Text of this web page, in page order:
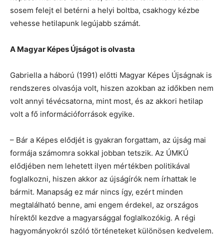
sosem felejt el betérni a helyi boltba, csakhogy kézbe
vehesse hetilapunk legújabb számát.
A Magyar Képes Újságot is olvasta
Gabriella a háború (1991) előtti Magyar Képes Újságnak is
rendszeres olvasója volt, hiszen azokban az időkben nem
volt annyi tévécsatorna, mint most, és az akkori hetilap
volt a fő információforrások egyike.
– Bár a Képes elődjét is gyakran forgattam, az újság mai
formája számomra sokkal jobban tetszik. Az ÚMKÚ
elődjében nem lehetett ilyen mértékben politikával
foglalkozni, hiszen akkor az újságírók nem írhattak le
bármit. Manapság ez már nincs így, ezért minden
megtalálható benne, ami engem érdekel, az országos
hírektől kezdve a magyarsággal foglalkozókig. A régi
hagyományokról szóló történeteket különösen kedvelem.